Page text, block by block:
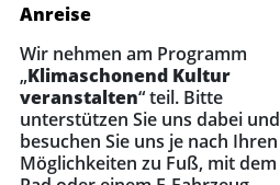
Anreise
Wir nehmen am Programm
„Klimaschonend Kultur
veranstalten“ teil. Bitte
unterstützen Sie uns dabei und
besuchen Sie uns je nach Ihren
Möglichkeiten zu Fuß, mit dem